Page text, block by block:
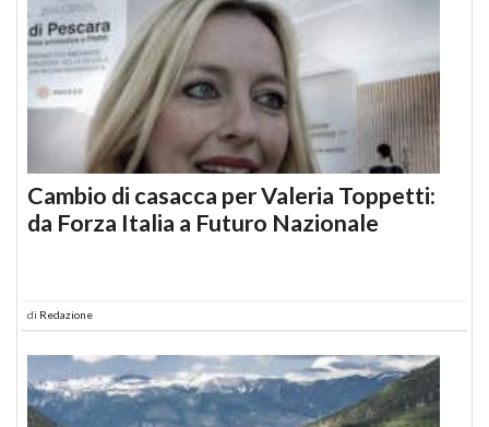
Cambio di casacca per Valeria Toppetti:
da Forza Italia a Futuro Nazionale
di Redazione